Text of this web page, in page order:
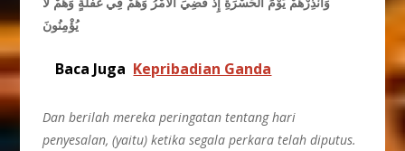
يُؤْمِنُونَ
Baca Juga Kepribadian Ganda
Dan berilah mereka peringatan tentang hari
penyesalan, (yaitu) ketika segala perkara telah diputus.